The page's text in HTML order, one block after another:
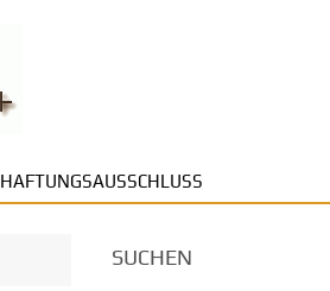
HAFTUNGSAUSSCHLUSS
SUCHEN